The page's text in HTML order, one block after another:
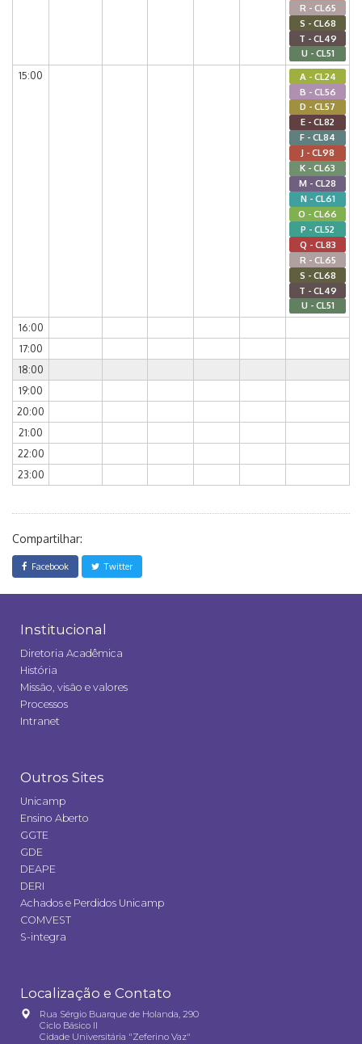
R - CL65
S - CL68
T - CL49
U - CL51
15:00
A - CL24
B - CL56
D - CL57
E - CL82
F - CL84
J - CL98
K - CL63
M - CL28
N - CL61
O - CL66
P - CL52
Q - CL83
R - CL65
S - CL68
T - CL49
U - CL51
16:00
17:00
18:00
19:00
20:00
21:00
22:00
23:00
Compartilhar:
Facebook Twitter
Institucional
Diretoria Acadêmica
História
Missão, visão e valores
Processos
Intranet
Outros Sites
Unicamp
Ensino Aberto
GGTE
GDE
DEAPE
DERI
Achados e Perdidos Unicamp
COMVEST
S-integra
Localização e Contato
Rua Sérgio Buarque de Holanda, 290
Ciclo Básico II
Cidade Universitária "Zeferino Vaz"